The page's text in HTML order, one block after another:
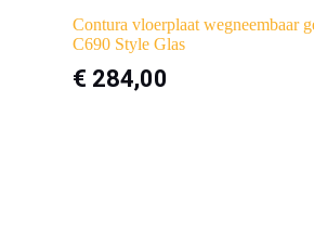
Contura vloerplaat wegneembaar
C690 Style Glas
€ 284,00